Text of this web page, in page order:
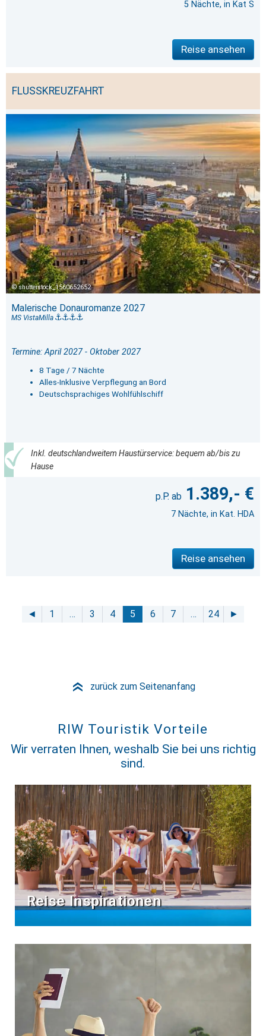
5 Nächte, in Kat S
Reise ansehen
FLUSSKREUZFAHRT
shutterstock_1560652652
Malerische Donauromanze 2027
MS VistaMilla
Termine: April 2027 - Oktober 2027
8 Tage / 7 Nächte
Alles-Inklusive Verpflegung an Bord
Deutschsprachiges Wohlfühlschiff
Inkl. deutschlandweitem Haustürservice: bequem ab/bis zu
Hause
1.389,- €
7 Nächte, in Kat. HDA
Reise ansehen
◄ 1 … 3 4 5 6 7 … 24 ►
» zurück zum Seitenanfang
RIW Touristik Vorteile
Wir verraten Ihnen, weshalb Sie bei uns richtig
sind.
Reise Inspirationen